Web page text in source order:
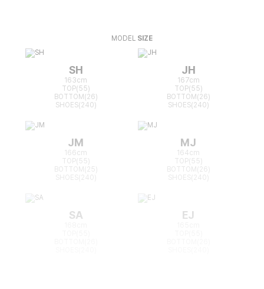
MODEL SIZE
SH
163cm
TOP(55)
BOTTOM(26)
SHOES(240)
JH
167cm
TOP(55)
BOTTOM(26)
SHOES(240)
JM
166cm
TOP(55)
BOTTOM(25)
MJ
164cm
TOP(55)
BOTTOM(26)
SA EJ